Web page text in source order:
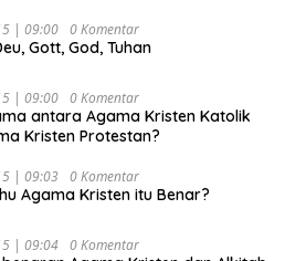
| 09:00 0 Komentar
Gott, God, Tuhan
| 09:00 0 Komentar
antara Agama Kristen Katolik
Kristen Protestan?
| 09:03 0 Komentar
Agama Kristen itu Benar?
| 09:04 0 Komentar